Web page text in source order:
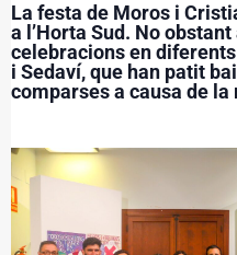
La festa de Moros i
a l’Horta Sud. No
celebracions en
i Sedaví, que han patit
comparses a causa de la